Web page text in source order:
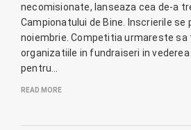
necomisionate, lanseaza cea de-a
Campionatului de Bine. Inscrierile se
noiembrie. Competitia urmareste
organizatiile in fundraiseri in
pentru…
READ MORE